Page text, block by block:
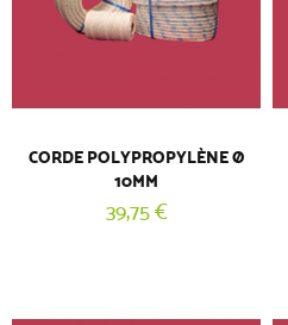
CORDE POLYPROPYLÈNE Ø
10MM
39,75 €